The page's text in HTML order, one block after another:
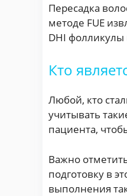
Пересадка
методе FUE
DHI
Кто
Любой, кто
учитывать
пациента,
Важно
подготовку в
выполнения